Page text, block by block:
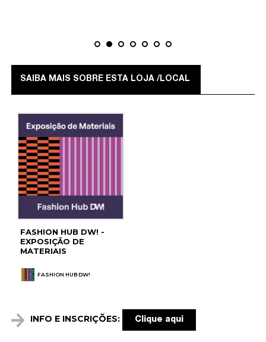
SAIBA MAIS SOBRE ESTA LOJA /LOCAL
FASHION HUB DW! -
EXPOSIÇÃO DE
MATERIAIS
FASHION HUB DW!
INFO E INSCRIÇÕES: Clique aqui